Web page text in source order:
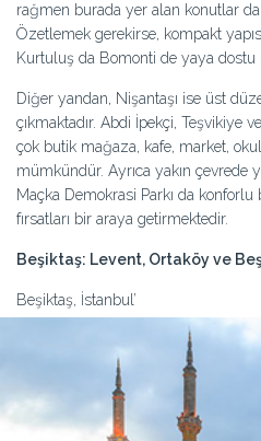
rağmen burada yer alan konutlar da
Özetlemek gerekirse, kompakt
Kurtuluş da Bomonti de yaya dostu
Diğer yandan, Nişantaşı ise üst
çıkmaktadır. Abdi İpekçi, Teşvikiye
çok butik mağaza, kafe, market,
mümkündür. Ayrıca yakın çevrede
Maçka Demokrasi Parkı da
fırsatları bir araya getirmektedir.
Beşiktaş: Levent, Ortaköy ve
Beşiktaş, İstanbul’